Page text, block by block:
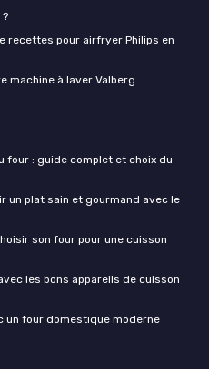
recettes pour airfryer Philips en
machine à laver Valberg
: guide complet et choix du
un plat sain et gourmand avec le
son four pour une cuisson
les bons appareils de cuisson
un four domestique moderne